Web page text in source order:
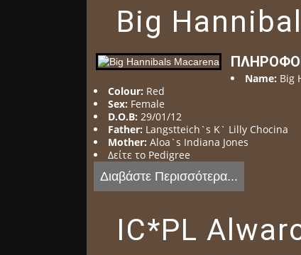
Big
Name: Big
Colour: Red
Sex: Female
D.O.B: 29/01/12
Father: Langstteich`s K` Lilly Chocina
Mother: Aloa`s Indiana Jones
Δείτε το Pedigree
Διαβάστε Περισσότερα...
IC*PL